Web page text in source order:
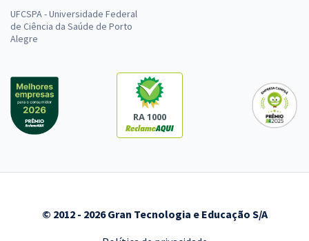
UFCSPA - Universidade Federal
de Ciência da Saúde de Porto
Alegre
RA 1000
© 2012 - 2026 Gran Tecnologia e Educação S/A